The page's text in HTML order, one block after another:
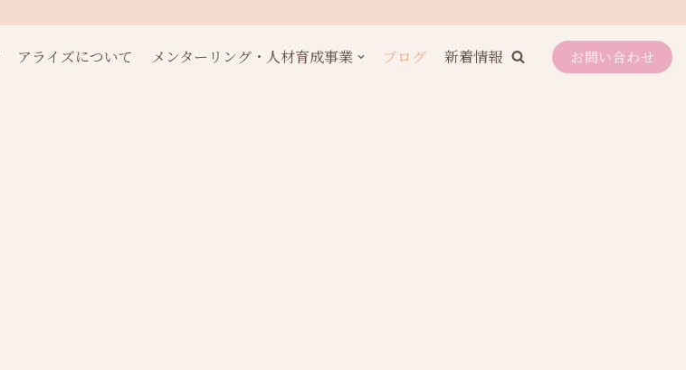
アライズについて メンターリング・人材育成事業 ブログ 新着情報 お問い合わせ